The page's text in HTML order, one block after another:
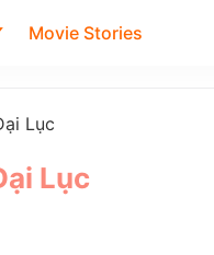
Movie Stories
Lục
Lục